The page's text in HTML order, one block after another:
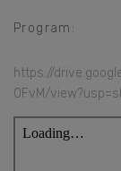
Program:
https://
0FvM/